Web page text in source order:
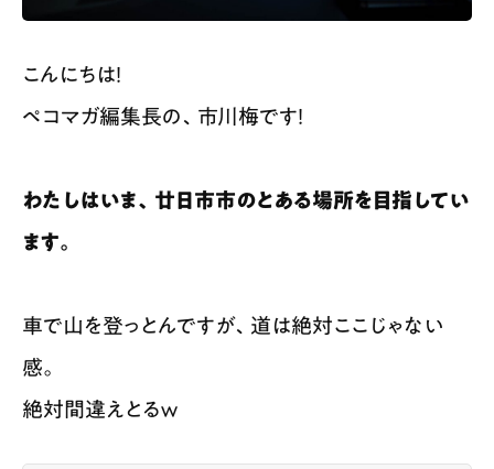
こんにちは！
ペコマガ編集長の、市川梅です！
わたしはいま、廿日市市のとある場所を目指してい
ます。
車で山を登っとんですが、道は絶対ここじゃない
感。
絶対間違えとるｗ